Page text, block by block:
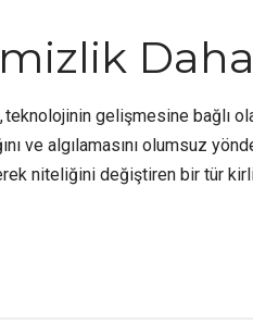
gelişmesine bağlı
ve algılamasını olumsuz
niteliğini değiştiren bir tür